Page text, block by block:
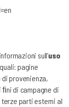
sull’uso
quali: pagine
provenienza,
di campagne di
parti esterni al